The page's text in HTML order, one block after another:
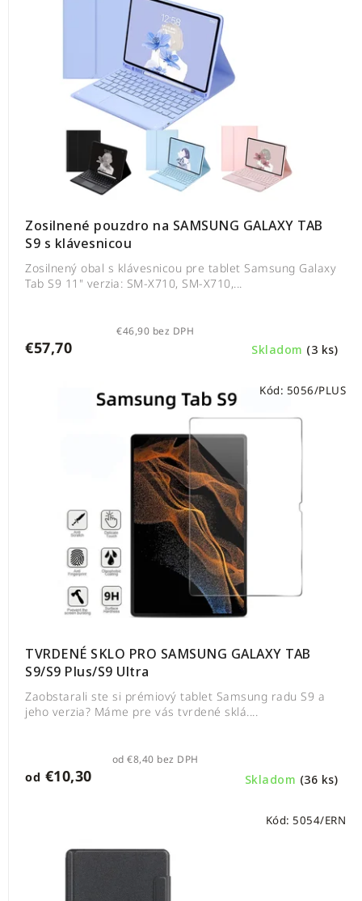
Zosilnené pouzdro na SAMSUNG GALAXY TAB
S9 s klávesnicou
Skladom (3 ks)
€46,90 bez DPH
€57,70
Zosilnený obal s klávesnicou pre tablet Samsung Galaxy
Tab S9 11" verzia: SM-X710, SM-X710,...
TVRDENÉ SKLO PRO SAMSUNG GALAXY TAB
S9/S9 Plus/S9 Ultra
Skladom (36 ks)
od €8,40 bez DPH
od €10,30
Zaobstarali ste si prémiový tablet Samsung radu S9 a
jeho verzia? Máme pre vás tvrdené sklá....
Kód: 5056/PLUS
Kód: 5054/ERN